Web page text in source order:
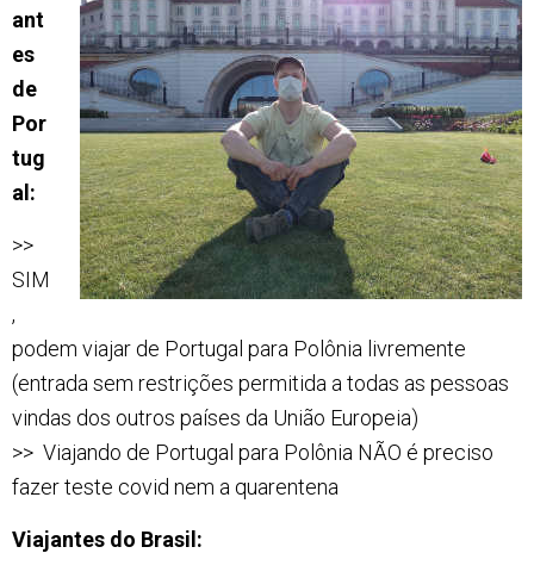
ant
es
de
Por
tug
al:
>>
SIM
,
podem viajar de Portugal para Polônia livremente
(entrada sem restrições permitida a todas as pessoas
vindas dos outros países da União Europeia)
>> Viajando de Portugal para Polônia NÃO é preciso
fazer teste covid nem a quarentena
Viajantes do Brasil: